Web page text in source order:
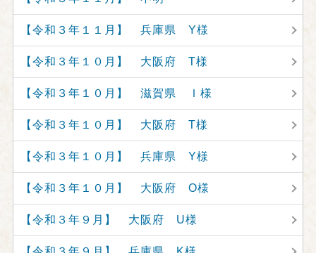
【令和３年１１月】 兵庫県 Y様
【令和３年１０月】 大阪府 T様
【令和３年１０月】 滋賀県 Ｉ様
【令和３年１０月】 大阪府 T様
【令和３年１０月】 兵庫県 Y様
【令和３年１０月】 大阪府 O様
【令和３年９月】 大阪府 U様